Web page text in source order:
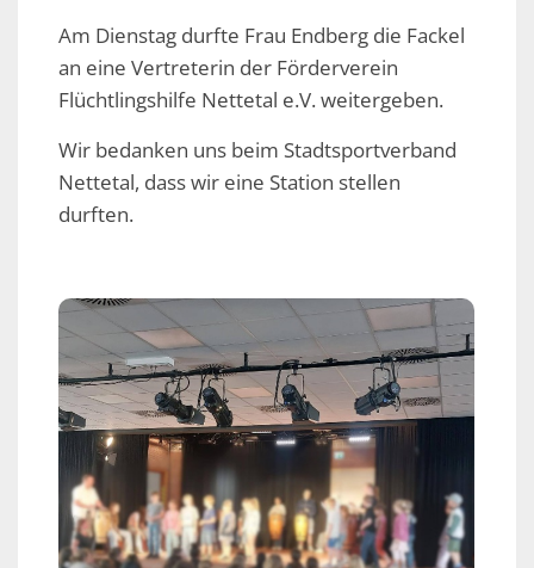
Am Dienstag durfte Frau Endberg die Fackel
an eine Vertreterin der Förderverein
Flüchtlingshilfe Nettetal e.V. weitergeben.
Wir bedanken uns beim Stadtsportverband
Nettetal, dass wir eine Station stellen
durften.